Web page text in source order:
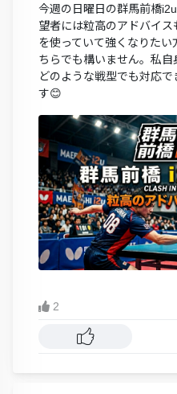
今週の日曜日の群馬前橋
望者には粒高のアドバイ
を使っていて強くなりた
ちらでも構いません。私
どのような戦型でも対応
す😊
2